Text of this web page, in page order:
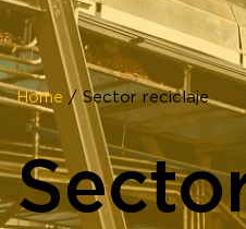
Home / Sector reciclaje